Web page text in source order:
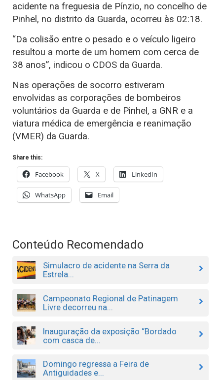
acidente na freguesia de Pínzio, no concelho de
Pinhel, no distrito da Guarda, ocorreu às 02:18.
“Da colisão entre o pesado e o veículo ligeiro
resultou a morte de um homem com cerca de
38 anos”, indicou o CDOS da Guarda.
Nas operações de socorro estiveram
envolvidas as corporações de bombeiros
voluntários da Guarda e de Pinhel, a GNR e a
viatura médica de emergência e reanimação
(VMER) da Guarda.
Share this:
Facebook X LinkedIn
WhatsApp Email
Conteúdo Recomendado
Simulacro de acidente na Serra da
Estrela...
Campeonato Regional de Patinagem
Livre decorreu na...
Inauguração da exposição “Bordado
com casca de...
Domingo regressa a Feira de
Antiguidades e...